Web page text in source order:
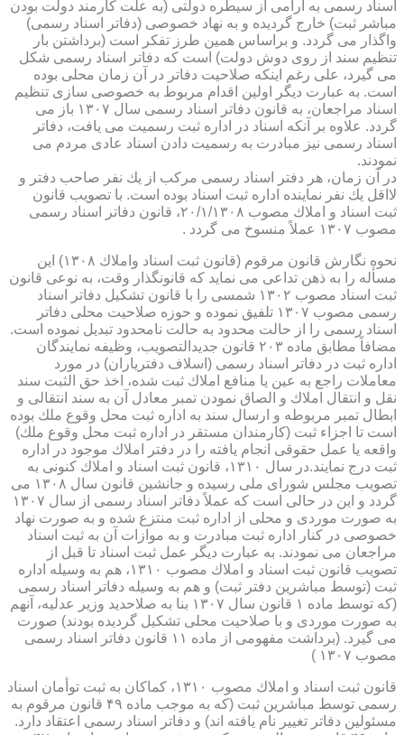
اسناد رسمی به آرامی از سیطره دولتی (به علت كارمند دولت بودن
مباشر ثبت) خارج گردیده و به نهاد خصوصی (دفاتر اسناد رسمی)
واگذار می گردد. و براساس همین طرز تفكر است (برداشتن بار
تنظیم سند از روی دوش دولت) است كه دفاتر اسناد رسمی شكل
می گیرد، علی رغم اینكه صلاحیت دفاتر در آن زمان محلی بوده
است. به عبارت دیگر اولین اقدام مربوط به خصوصی سازی تنظیم
اسناد مراجعان، به قانون دفاتر اسناد رسمی سال ۱۳۰۷ باز می
گردد. علاوه بر آنكه اسناد در اداره ثبت رسمیت می یافت، دفاتر
اسناد رسمی نیز مبادرت به رسمیت دادن اسناد عادی مردم می
نمودند.
در آن زمان، هر دفتر اسناد رسمی مركب از یك نفر صاحب دفتر و
لااقل یك نفر نماینده اداره ثبت اسناد بوده است. با تصویب قانون
ثبت اسناد و املاك مصوب ۲۰/۱/۱۳۰۸، قانون دفاتر اسناد رسمی
مصوب ۱۳۰۷ عملاً منسوخ می گردد .
نحوه نگارش قانون مرقوم (قانون ثبت اسناد واملاك ۱۳۰۸) این
مسأله را به ذهن تداعی می نماید كه قانونگذار وقت، به نوعی قانون
ثبت اسناد مصوب ۱۳۰۲ شمسی را با قانون تشكیل دفاتر اسناد
رسمی مصوب ۱۳۰۷ تلفیق نموده و حوزه صلاحیت محلی دفاتر
اسناد رسمی را از حالت محدود به حالت نامحدود تبدیل نموده است.
مضافاً مطابق ماده ۲۰۳ قانون جدیدالتصویب، وظیفه نمایندگان
اداره ثبت در دفاتر اسناد رسمی (اسلاف دفتریاران) در مورد
معاملات راجع به عین یا منافع املاك ثبت شده، اخذ حق الثبت سند
نقل و انتقال املاك و الصاق نمودن تمبر معادل آن به سند انتقالی و
ابطال تمبر مربوطه و ارسال سند به اداره ثبت محل وقوع ملك بوده
است تا اجزاء ثبت (كارمندان مستقر در اداره ثبت محل وقوع ملك)
واقعه یا عمل حقوقی انجام یافته را در دفتر املاك موجود در اداره
ثبت درج نمایند.در سال ۱۳۱۰، قانون ثبت اسناد و املاك كنونی به
تصویب مجلس شورای ملی رسیده و جانشین قانون سال ۱۳۰۸ می
گردد و این در حالی است كه عملاً دفاتر اسناد رسمی از سال ۱۳۰۷
به صورت موردی و محلی از اداره ثبت منتزع شده و به صورت نهاد
خصوصی در كنار اداره ثبت مبادرت و به موازات آن به ثبت اسناد
مراجعان می نمودند. به عبارت دیگر عمل ثبت اسناد تا قبل از
تصویب قانون ثبت اسناد و املاك مصوب ۱۳۱۰، هم به وسیله اداره
ثبت (توسط مباشرین دفتر ثبت) و هم به وسیله دفاتر اسناد رسمی
(كه توسط ماده ۱ قانون سال ۱۳۰۷ بنا به صلاحدید وزیر عدلیه، آنهم
به صورت موردی و با صلاحیت محلی تشكیل گردیده بودند) صورت
می گیرد. (برداشت مفهومی از ماده ۱۱ قانون دفاتر اسناد رسمی
مصوب ۱۳۰۷ )
قانون ثبت اسناد و املاك مصوب ۱۳۱۰، كماكان به ثبت توأمان اسناد
رسمی توسط مباشرین ثبت (كه به موجب ماده ۴۹ قانون مرقوم به
مسئولین دفاتر تغییر نام یافته اند) و دفاتر اسناد رسمی اعتقاد دارد.